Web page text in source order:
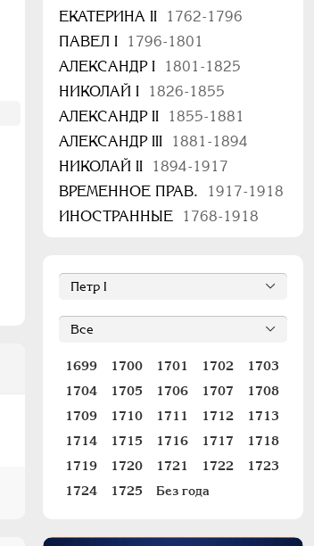
ЕКАТЕРИНА II
1762-1796
ПАВЕЛ I
1796-1801
АЛЕКСАНДР I
1801-1825
НИКОЛАЙ I
1826-1855
АЛЕКСАНДР II
1855-1881
АЛЕКСАНДР III
1881-1894
НИКОЛАЙ II
1894-1917
ВРЕМЕННОЕ ПРАВ.
1917-1918
ИНОСТРАННЫЕ
1768-1918
1699 1700 1701 1702
1703
1704
1705 1706 1707
1708
1709
1710 1711 1712
1713
1714
1715 1716 1717
1718
1719
1720 1721 1722
1723
1724
1725 Без года